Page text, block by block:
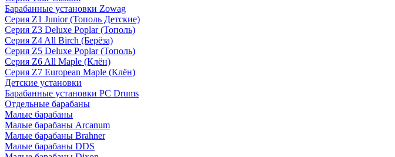
Барабанные установки Zowag
Серия Z1 Junior (Тополь Детские)
Серия Z3 Deluxe Poplar (Тополь)
Серия Z4 All Birch (Берёза)
Серия Z5 Deluxe Poplar (Тополь)
Серия Z6 All Maple (Клён)
Серия Z7 European Maple (Клён)
Детские установки
Барабанные установки PC Drums
Отдельные барабаны
Малые барабаны
Малые барабаны Arcanum
Малые барабаны Brahner
Малые барабаны DDS